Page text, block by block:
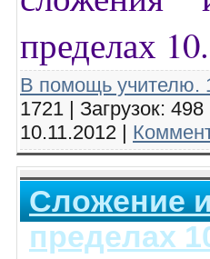
пределах 10.
В помощь учителю.
1721 | Загрузок:
10.11.2012 |
Сложение
пределах